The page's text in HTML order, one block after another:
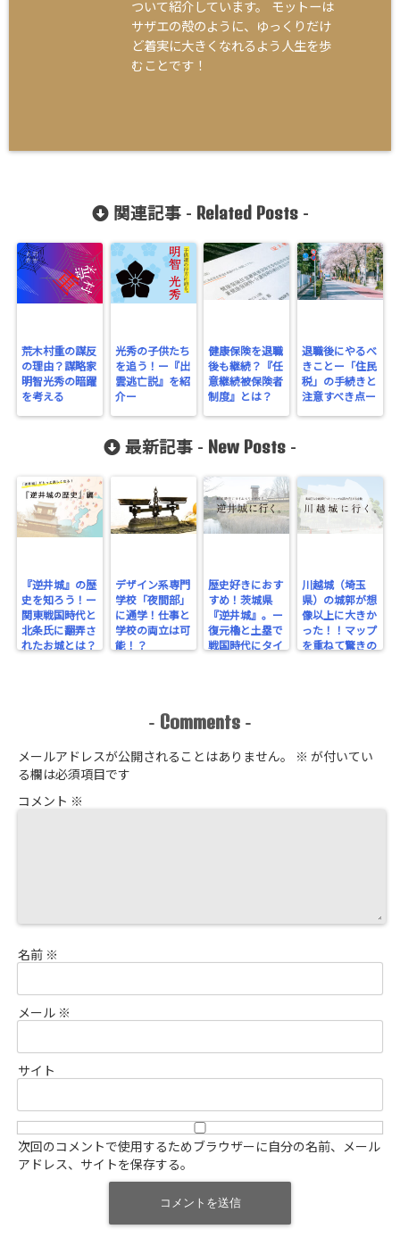
ついて紹介しています。 モットーは
サザエの殻のように、ゆっくりだけ
ど着実に大きくなれるよう人生を歩
むことです！
関連記事 - Related Posts-
荒木村重の謀反
の理由？謀略家
明智光秀の暗躍
を考える
光秀の子供たち
を追う！ー『出
雲逃亡説』を紹
介ー
健康保険を退職
後も継続？『任
意継続被保険者
制度』とは？
退職後にやるべ
きことー「住民
税」の手続きと
注意すべき点ー
最新記事 - New Posts -
『逆井城』の歴
史を知ろう！ー
関東戦国時代と
北条氏に翻弄さ
れたお城とは？
デザイン系専門
学校「夜間部」
に通学！仕事と
学校の両立は可
能！？
歴史好きにおす
すめ！茨城県
『逆井城』。ー
復元櫓と土塁で
戦国時代にタイ
川越城（埼玉
県）の城郭が想
像以上に大きか
った！！マップ
を重ねて驚きの
- Comments -
メールアドレスが公開されることはありません。 ※ が付いてい
る欄は必須項目です
コメント ※
名前 ※
メール ※
サイト
次回のコメントで使用するためブラウザーに自分の名前、メール
アドレス、サイトを保存する。